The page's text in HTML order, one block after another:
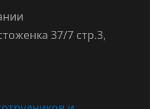
37/7 стр.3,